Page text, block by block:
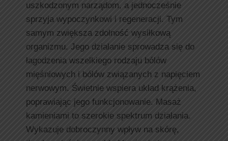
uszkodzonym narządom, a jednocześnie
sprzyja wypoczynkowi i regeneracji. Tym
samym zwiększa zdolność wysiłkową
organizmu. Jego działanie sprowadza się do
łagodzenia wszelkiego rodzaju bólów
mięśniowych i bólów związanych z napięciem
nerwowym. Świetnie wspiera układ krążenia,
poprawiając jego funkcjonowanie. Masaż
kamieniami to szerokie spektrum działania.
Wykazuje dobroczynny wpływ na skórę,